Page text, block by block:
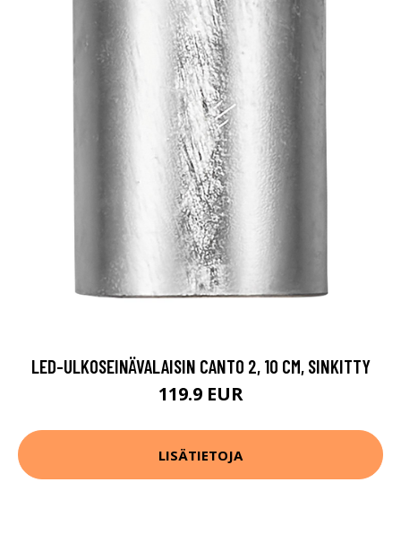
LED-ULKOSEINÄVALAISIN CANTO 2, 10 CM, SINKITTY
119.9 EUR
LISÄTIETOJA